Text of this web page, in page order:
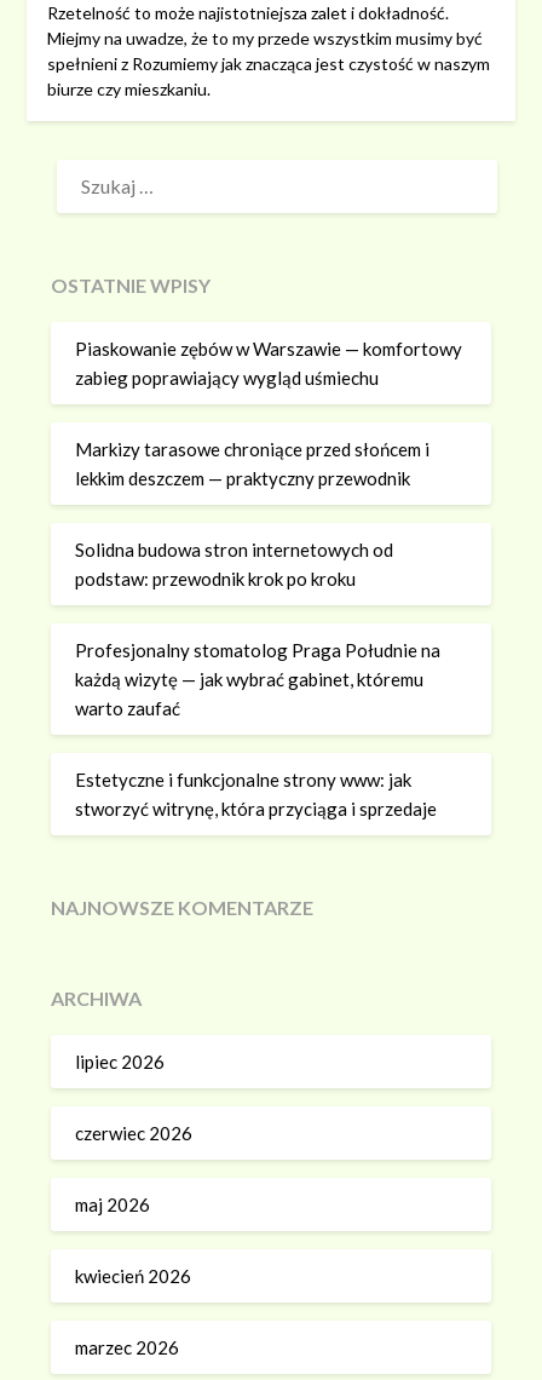
Rzetelność to może najistotniejsza zalet i dokładność.
Miejmy na uwadze, że to my przede wszystkim musimy być
spełnieni z Rozumiemy jak znacząca jest czystość w naszym
biurze czy mieszkaniu.
SZUKAJ:
OSTATNIE WPISY
Piaskowanie zębów w Warszawie — komfortowy
zabieg poprawiający wygląd uśmiechu
Markizy tarasowe chroniące przed słońcem i
lekkim deszczem — praktyczny przewodnik
Solidna budowa stron internetowych od
podstaw: przewodnik krok po kroku
Profesjonalny stomatolog Praga Południe na
każdą wizytę — jak wybrać gabinet, któremu
warto zaufać
Estetyczne i funkcjonalne strony www: jak
stworzyć witrynę, która przyciąga i sprzedaje
NAJNOWSZE KOMENTARZE
ARCHIWA
lipiec 2026
czerwiec 2026
maj 2026
kwiecień 2026
marzec 2026